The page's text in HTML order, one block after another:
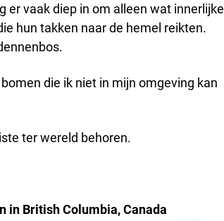
er vaak diep in om alleen wat innerlijke
hun takken naar de hemel reikten.
die ik niet in mijn omgeving kan
ter wereld behoren.
in British Columbia, Canada